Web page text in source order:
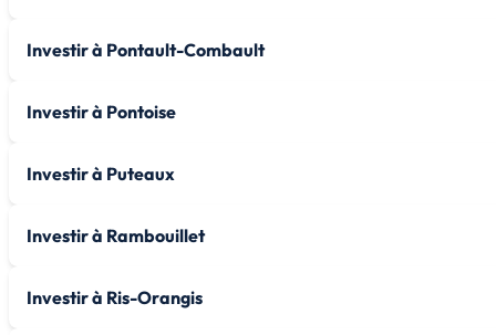
Investir à Pontault-Combault
Investir à Pontoise
Investir à Puteaux
Investir à Rambouillet
Investir à Ris-Orangis